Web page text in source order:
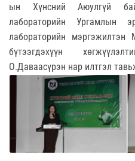
ын Хүнсний Аюулгүй
лабораторийн Ургамлын
лабораторийн мэргэжилтэн
бүтээгдэхүүн
О.Даваасүрэн нар илтгэл